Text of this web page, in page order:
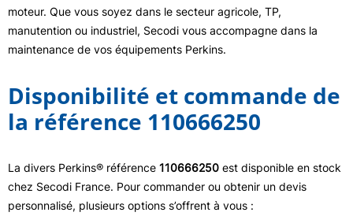
moteur. Que vous soyez dans le secteur agricole, TP,
manutention ou industriel, Secodi vous accompagne dans la
maintenance de vos équipements Perkins.
Disponibilité et commande de
la référence 110666250
La divers Perkins® référence 110666250 est disponible en stock
chez Secodi France. Pour commander ou obtenir un devis
personnalisé, plusieurs options s’offrent à vous :